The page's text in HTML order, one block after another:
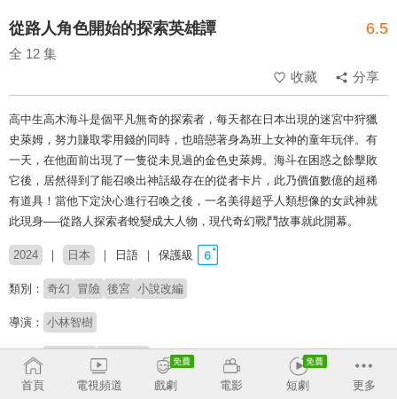
從路人角色開始的探索英雄譚 6.5
全 12 集
收藏
分享
高中生高木海斗是個平凡無奇的探索者，每天都在日本出現的迷宮中狩獵
史萊姆，努力賺取零用錢的同時，也暗戀著身為班上女神的童年玩伴。有
一天，在他面前出現了一隻從未見過的金色史萊姆。海斗在困惑之餘擊敗
它後，居然得到了能召喚出神話級存在的從者卡片，此乃價值數億的超稀
有道具！當他下定決心進行召喚之後，一名美得超乎人類想像的女武神就
此現身──從路人探索者蛻變成大人物，現代奇幻戰鬥故事就此開幕。
2024 日本 日語 保護級
類別： 奇幻 冒險 後宮 小說改編
導演： 小林智樹
配音： 保住有哉 花澤香菜
原著：
首頁 電視頻道 戲劇 電影 短劇 更多